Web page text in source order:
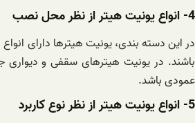
4- انواع یونیت هیتر از نظر محل نصب
در این دسته بندی، یونیت هیترها دارای
باشند. در یونیت هیترهای سقفی و دیواری
عمودی باشد.
5- انواع یونیت هیتر از نظر نوع کاربرد